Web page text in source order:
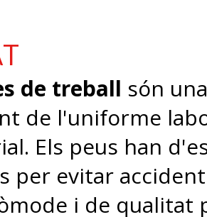
de treball són
de l'uniforme
Els peus han
per evitar
i de qualitat